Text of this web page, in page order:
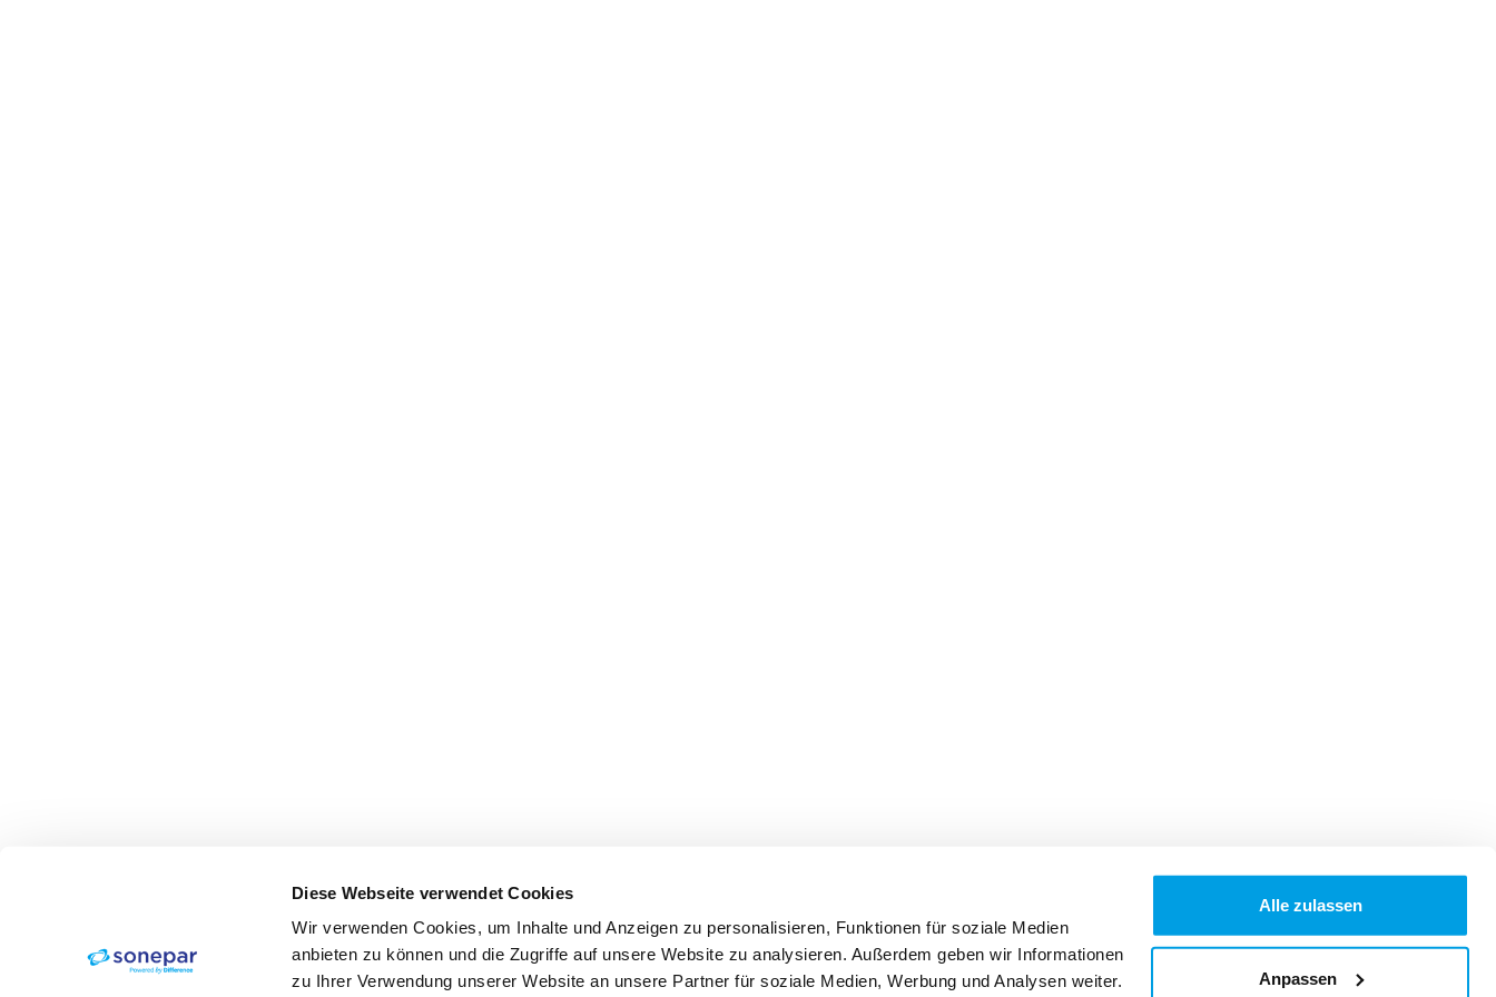
Diese Webseite verwendet Cookies
Wir verwenden Cookies, um Inhalte und Anzeigen zu personalisieren, Funktionen für soziale Medien
anbieten zu können und die Zugriffe auf unsere Website zu analysieren. Außerdem geben wir Informationen
zu Ihrer Verwendung unserer Website an unsere Partner für soziale Medien, Werbung und Analysen weiter.
Alle zulassen
Anpassen